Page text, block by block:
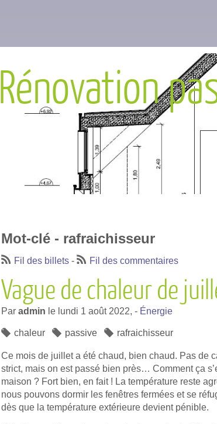
Rénovation
Mot-clé - rafraichisseur
Fil des billets - Fil des commentaires
Vague de chaleur de
Par admin le lundi 1 août 2022, - Énergie
chaleur passive rafraichisseur
Ce mois de juillet a été chaud, bien chaud. Pas de
strict, mais on est passé bien près… Comment ça
maison ? Fort bien, en fait ! La température reste
nous pouvons dormir les fenêtres fermées et se
dès que la température extérieure devient pénible.